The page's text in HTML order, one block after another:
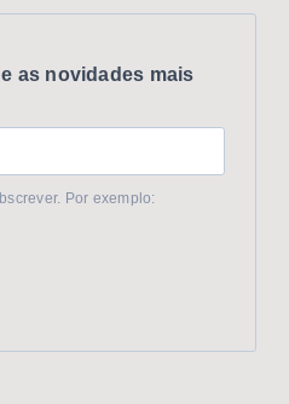
as novidades mais
Por exemplo: